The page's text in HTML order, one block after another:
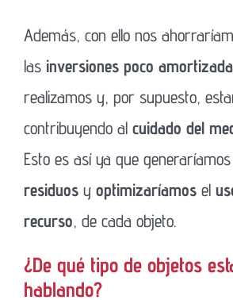
Además, con ello nos
las inversiones poco
realizamos y, por supuesto,
contribuyendo al cuidado del
Esto es así ya que generaríamos
residuos y optimizaríamos el
recurso, de cada objeto.
¿De qué tipo de objetos
hablando?